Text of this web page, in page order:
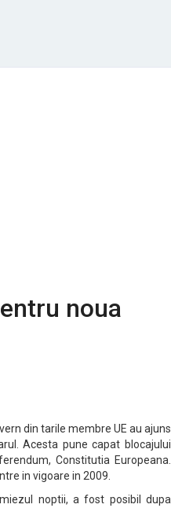
noua
din tarile membre UE au ajuns
Acesta pune capat blocajului
Constitutia Europeana.
in vigoare in 2009.
noptii, a fost posibil dupa